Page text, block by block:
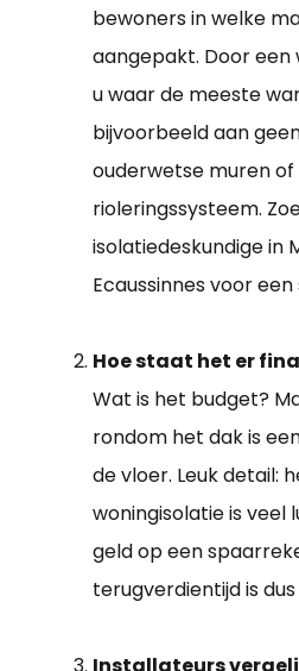
bewoners in welke
aangepakt. Door
u waar de meeste
bijvoorbeeld aan
ouderwetse muren
rioleringssysteem.
isolatiedeskundige in
Ecaussinnes voor
Hoe staat het er
Wat is het budget?
rondom het dak is
de vloer. Leuk detail:
woningisolatie is veel
geld op een
terugverdientijd is